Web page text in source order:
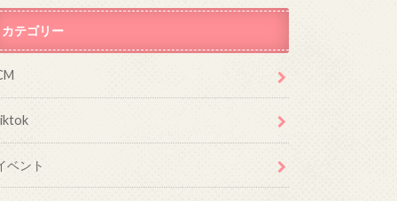
カテゴリー
ベント